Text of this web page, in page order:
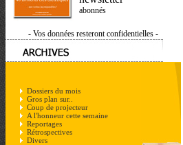
abonnés
- Vos données resteront confidentielles -
Dossiers du mois
Gros plan sur..
Coup de projecteur
A l'honneur cette semaine
Reportages
Rétrospectives
Divers